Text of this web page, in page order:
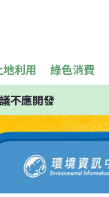
地利用 綠色消費
不應開發